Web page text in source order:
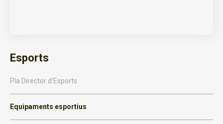
Esports
Pla Director d'Esports
Equipaments esportius